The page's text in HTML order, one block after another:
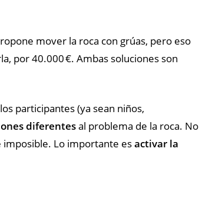
mover la roca con grúas, pero eso
por 40.000 €. Ambas soluciones son
participantes (ya sean niños,
diferentesal problema de la roca. No
imposible. Lo importante esactivar la